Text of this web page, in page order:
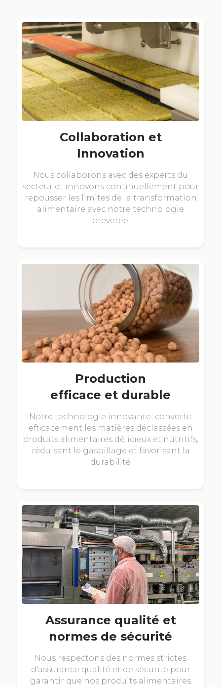
Collaboration et
Innovation
Nous collaborons avec des experts du
secteur et innovons continuellement pour
repousser les limites de la transformation
alimentaire avec notre technologie
brevetée.
Production
efficace et durable
Notre technologie innovante convertit
efficacement les matières déclassées en
produits alimentaires délicieux et nutritifs,
réduisant le gaspillage et favorisant la
durabilité
Assurance qualité et
normes de sécurité
Nous respectons des normes strictes
d'assurance qualité et de sécurité pour
garantir que nos produits alimentaires